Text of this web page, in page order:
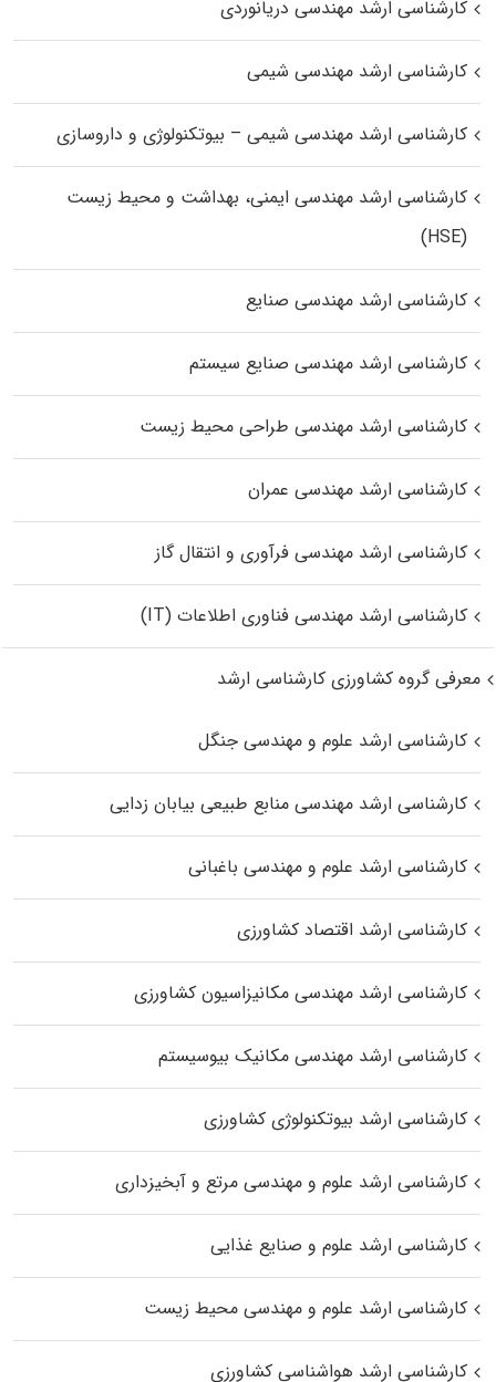
کارشناسی ارشد مهندسی دریانوردی
کارشناسی ارشد مهندسی شیمی
کارشناسی ارشد مهندسی شیمی – بیوتکنولوژی و داروسازی
کارشناسی ارشد مهندسی ایمنی، بهداشت و محیط زیست
(HSE)
کارشناسی ارشد مهندسی صنایع
کارشناسی ارشد مهندسی صنایع سیستم
کارشناسی ارشد مهندسی طراحی محیط زیست
کارشناسی ارشد مهندسی عمران
کارشناسی ارشد مهندسی فرآوری و انتقال گاز
کارشناسی ارشد مهندسی فناوری اطلاعات (IT)
معرفی گروه کشاورزی کارشناسی ارشد
کارشناسی ارشد علوم و مهندسی جنگل
کارشناسی ارشد مهندسی منابع طبیعی بیابان زدایی
کارشناسی ارشد علوم و مهندسی باغبانی
کارشناسی ارشد اقتصاد کشاورزی
کارشناسی ارشد مهندسی مکانیزاسیون کشاورزی
کارشناسی ارشد مهندسی مکانیک بیوسیستم
کارشناسی ارشد بیوتکنولوژی کشاورزی
کارشناسی ارشد علوم و مهندسی مرتع و آبخیزداری
کارشناسی ارشد علوم و صنایع غذایی
کارشناسی ارشد علوم و مهندسی محیط زیست
کارشناسی ارشد هواشناسی کشاورزی